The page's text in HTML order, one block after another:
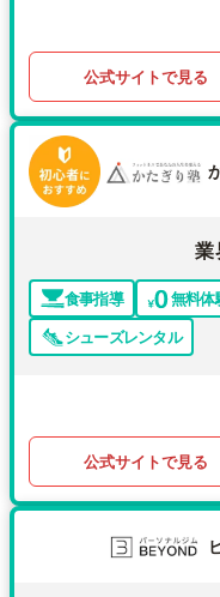
公式サイトで見る
業
食事指導 無料体
シューズレンタル
公式サイトで見る